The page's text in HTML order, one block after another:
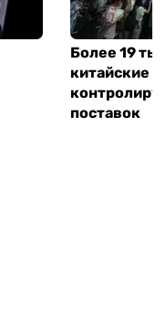
Более 19
китайские
поставок